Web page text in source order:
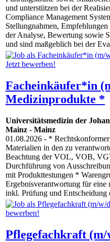
und unterstützen bei der
Compliance Management
Stellungnahmen,
der Analyse, Bewertung sowie
und sind maßgeblich bei der
Facheinkäufer*in
Medizinprodukte *
Universitätsmedizin der
Mainz - Mainz
01.08.2026 - *
Materialien in den zu
Beachtung der VOL, VOB,
Durchführung von
mit Produkttestungen *
Ergebnisverantwortung für
inkl. Prüfung und
Pflegefachkraft (m/